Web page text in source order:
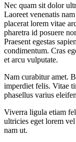
Nec quam sit dolor
Laoreet venenatis
placerat lorem vitae
pharetra id posuere
Praesent egestas
condimentum. Cras
et arcu vulputate.
Nam curabitur amet.
imperdiet felis. Vitae
phasellus varius
Viverra ligula etiam
ultricies eget lorem
nam ut.